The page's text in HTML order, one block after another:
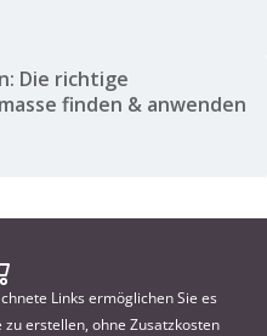
Die richtige
finden & anwenden
Links ermöglichen Sie es
erstellen, ohne Zusatzkosten